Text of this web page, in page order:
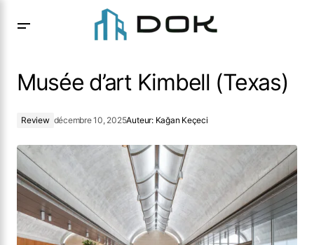
Musée d’art Kimbell (Texas)
Review décembre 10, 2025Auteur: Kağan Keçeci